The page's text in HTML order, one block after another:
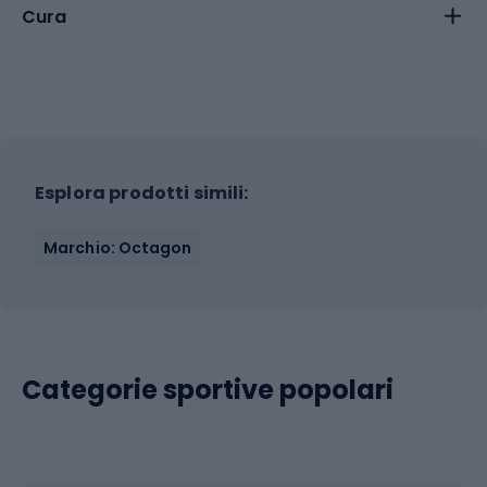
Cura
Esplora prodotti simili:
Marchio: Octagon
Categorie sportive popolari